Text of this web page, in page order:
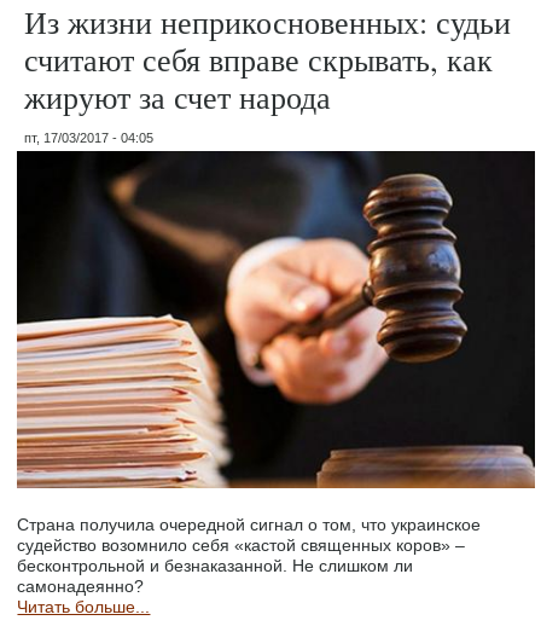
Из жизни неприкосновенных: судьи
считают себя вправе скрывать, как
жируют за счет народа
пт, 17/03/2017 - 04:05
Страна получила очередной сигнал о том, что украинское
судейство возомнило себя «кастой священных коров» –
бесконтрольной и безнаказанной. Не слишком ли
самонадеянно?
Читать больше...